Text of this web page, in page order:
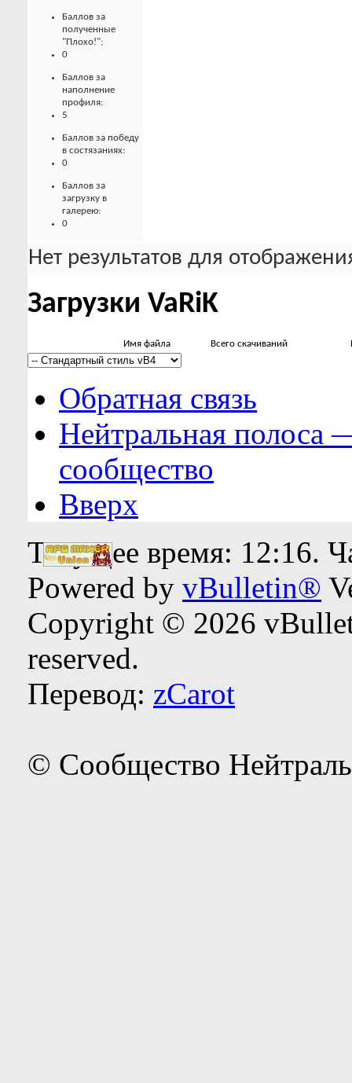
Баллов за
полученные
"Плохо!":
0
Баллов за
наполнение
профиля:
5
Баллов за победу
в состязаниях:
0
Баллов за
загрузку в
галерею:
0
Нет результатов для
Загрузки VaRiK
Имя файла Всего скачиваний
Обратная связь
Нейтральная полоса
сообщество
Вверх
Текущее время: 12:16.
Powered by vBulletin®
Copyright © 2026
reserved.
Перевод: zCarot
© Сообщество